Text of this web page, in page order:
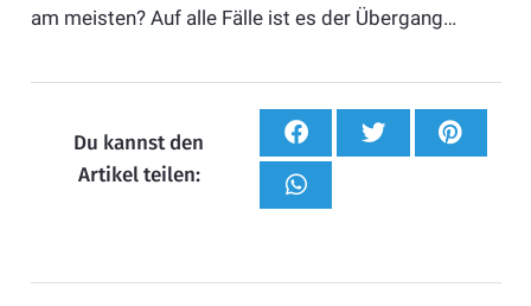
am meisten? Auf alle Fälle ist es der Übergang…
Du kannst den
Artikel teilen: